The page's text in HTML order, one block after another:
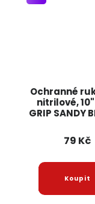
Ochranné
nitrilové, 10"
GRIP SANDY
79 Kč